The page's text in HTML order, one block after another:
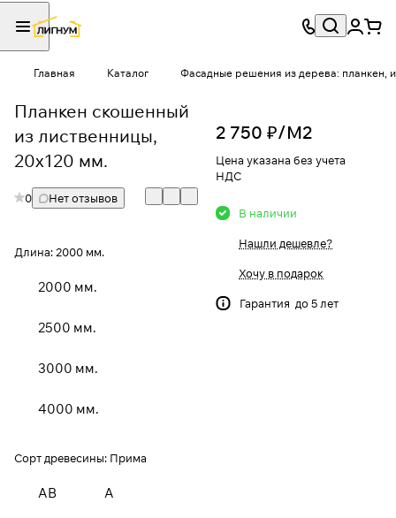
Главная Каталог Фасадные решения из дерева: планкен,
Планкен скошенный
из лиственницы,
20x120 мм.
0 Нет отзывов
Длина:2000 мм.
2000 мм.
2500 мм.
3000 мм.
4000 мм.
Сорт древесины: Прима
АВ А
2 750 ₽/М2
Цена указана без учета
НДС
В наличии
Нашли дешевле?
Хочу в подарок
Гарантия до 5 лет